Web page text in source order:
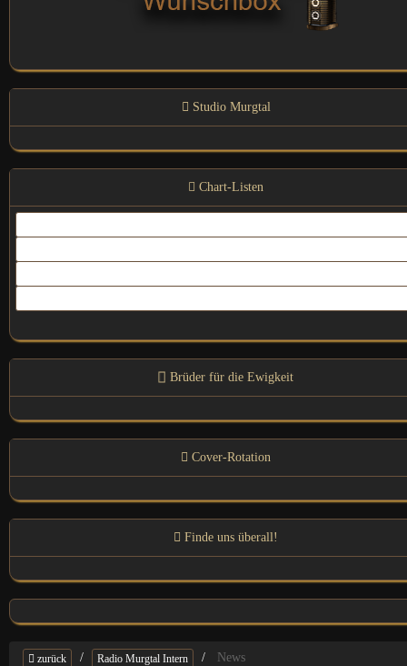
Studio Murgtal
Chart-Listen
Brüder für die Ewigkeit
Cover-Rotation
Finde uns überall!
zurück Radio Murgtal Intern News